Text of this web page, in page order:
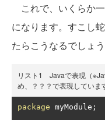
これで、いくらか
になります。すこし
たらこうなるでしょう
リスト1 Javaで表現（
め、？？？で表現していま
package myModule ;